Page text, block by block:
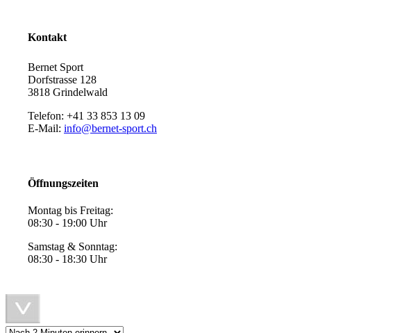
Kontakt
Bernet Sport
Dorfstrasse 128
3818 Grindelwald
Telefon: +41 33 853 13 09
E-Mail: info@bernet-sport.ch
Öffnungszeiten
Montag bis Freitag:
08:30 - 19:00 Uhr
Samstag & Sonntag:
08:30 - 18:30 Uhr